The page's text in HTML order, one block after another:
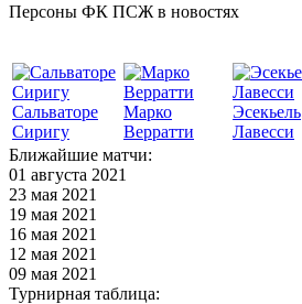
Персоны ФК ПСЖ в новостях
Сальваторе
Сиригу
Марко
Верратти
Эсекьель
Лавесси
Ближайшие матчи:
01 августа 2021
23 мая 2021
19 мая 2021
16 мая 2021
12 мая 2021
09 мая 2021
Турнирная таблица: